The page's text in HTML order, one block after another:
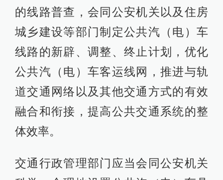
的线路普查，会同公安机关以及住房
城乡建设等部门制定公共汽（电）车
线路的新辟、调整、终止计划，优化
公共汽（电）车客运线网，推进与轨
道交通网络以及其他交通方式的有效
融合和衔接，提高公共交通系统的整
体效率。
交通行政管理部门应当会同公安机关